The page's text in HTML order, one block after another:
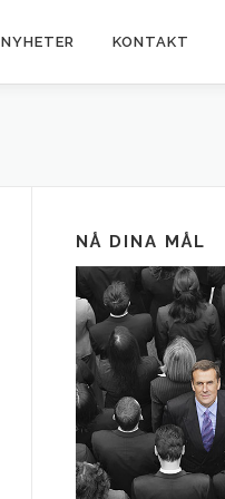
NYHETER KONTAKT
NÅ DINA MÅL